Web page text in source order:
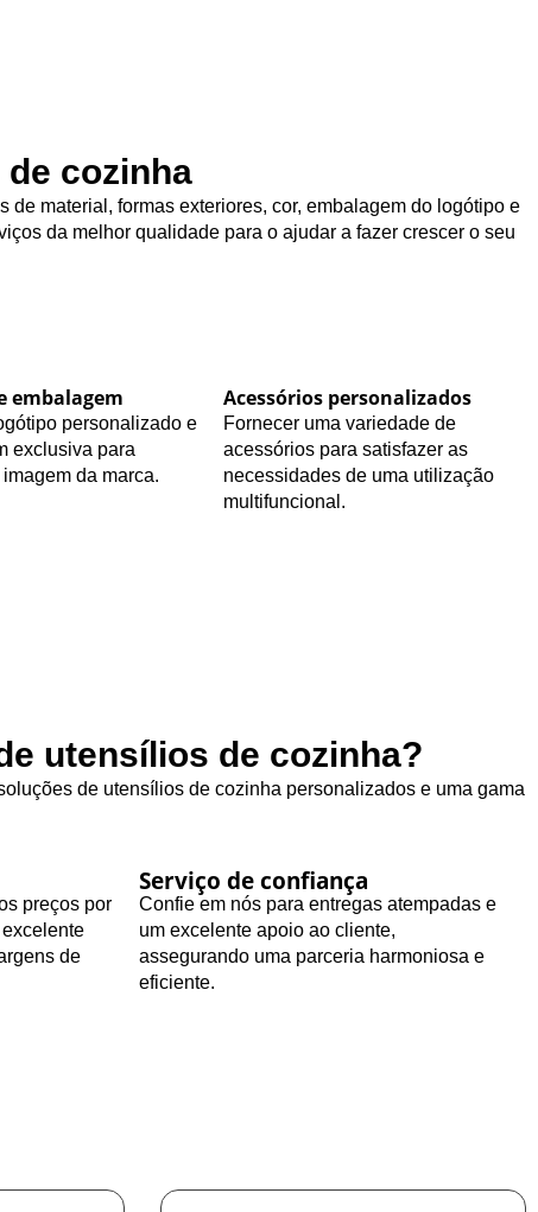
cozinha
material, formas exteriores, cor, embalagem do logótipo e
da melhor qualidade para o ajudar a fazer crescer o seu
embalagem
personalizado e
exclusiva para
da marca.
Acessórios personalizados
Fornecer uma variedade de
acessórios para satisfazer as
necessidades de uma utilização
multifuncional.
utensílios de cozinha?
de utensílios de cozinha personalizados e uma gama
preços por
de
Serviço de confiança
Confie em nós para entregas atempadas e
um excelente apoio ao cliente,
assegurando uma parceria harmoniosa e
eficiente.